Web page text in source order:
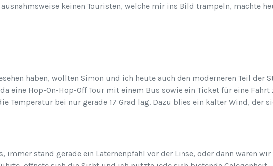
keinen Touristen, welche mir ins Bild trampeln, machte
haben, wollten Simon und ich heute auch den moderneren Teil der
eine Hop-On-Hop-Off Tour mit einem Bus sowie ein Ticket für eine Fahrt
Temperatur bei nur gerade 17 Grad lag. Dazu blies ein kalter Wind, der
immer stand gerade ein Laternenpfahl vor der Linse, oder dann waren wir